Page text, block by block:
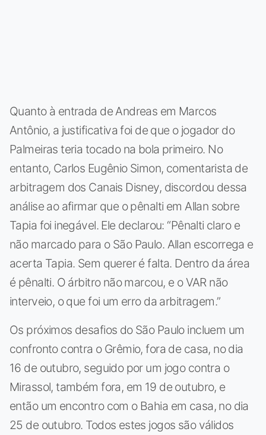
Quanto à entrada de Andreas em Marcos
Antônio, a justificativa foi de que o jogador do
Palmeiras teria tocado na bola primeiro. No
entanto, Carlos Eugênio Simon, comentarista de
arbitragem dos Canais Disney, discordou dessa
análise ao afirmar que o pênalti em Allan sobre
Tapia foi inegável. Ele declarou: “Pênalti claro e
não marcado para o São Paulo. Allan escorrega e
acerta Tapia. Sem querer é falta. Dentro da área
é pênalti. O árbitro não marcou, e o VAR não
interveio, o que foi um erro da arbitragem.”
Os próximos desafios do São Paulo incluem um
confronto contra o Grêmio, fora de casa, no dia
16 de outubro, seguido por um jogo contra o
Mirassol, também fora, em 19 de outubro, e
então um encontro com o Bahia em casa, no dia
25 de outubro. Todos estes jogos são válidos